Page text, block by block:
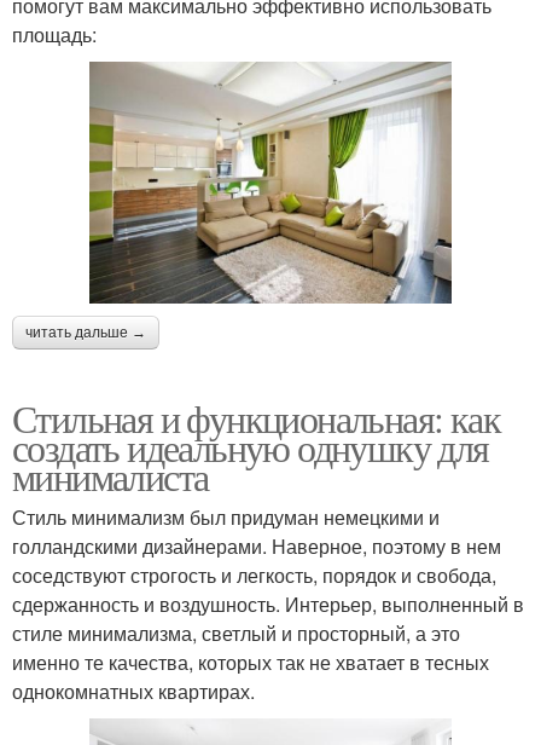
площадь:
читать дальше →
Стильная и функциональная: как
создать идеальную однушку для
минималиста
Стиль минимализм был придуман немецкими и
голландскими дизайнерами. Наверное, поэтому в нем
соседствуют строгость и легкость, порядок и свобода,
сдержанность и воздушность. Интерьер, выполненный в
стиле минимализма, светлый и просторный, а это
именно те качества, которых так не хватает в тесных
однокомнатных квартирах.